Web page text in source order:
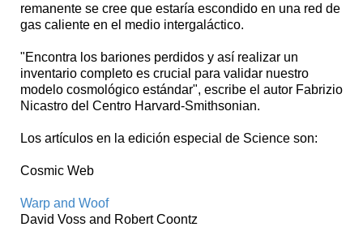
remanente se cree que estaría escondido en una red de
gas caliente en el medio intergaláctico.
"Encontra los bariones perdidos y así realizar un
inventario completo es crucial para validar nuestro
modelo cosmológico estándar", escribe el autor Fabrizio
Nicastro del Centro Harvard-Smithsonian.
Los artículos en la edición especial de Science son:
Cosmic Web
Warp and Woof
David Voss and Robert Coontz